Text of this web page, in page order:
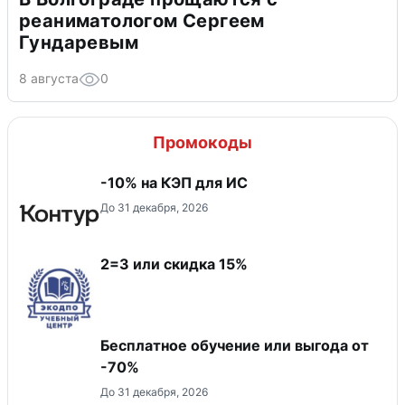
реаниматологом Сергеем
Гундаревым
8 августа 0
Промокоды
-10% на КЭП для ИС
До 31 декабря, 2026
2=3 или скидка 15%
Бесплатное обучение или выгода от
-70%
До 31 декабря, 2026